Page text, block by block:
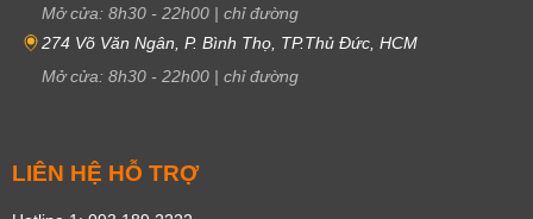
Mở cửa: 8h30 - 22h00 | chỉ đường
274 Võ Văn Ngân, P. Bình Thọ, TP.Thủ Đức, HCM
Mở cửa: 8h30 - 22h00 | chỉ đường
LIÊN HỆ HỖ TRỢ